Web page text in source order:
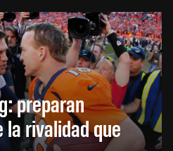
preparan
rivalidad que